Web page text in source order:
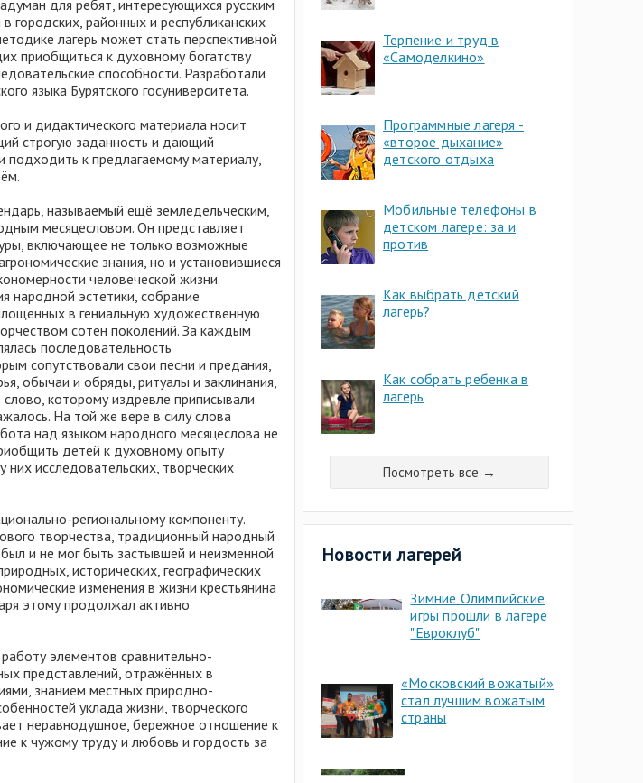
для ребят, интересующихся русским
городских, районных и республиканских
лагерь может стать перспективной
приобщиться к духовному богатству
способности. Разработали
языка Бурятского госуниверситета.
и дидактического материала носит
строгую заданность и дающий
к предлагаемому материалу,
называемый ещё земледельческим,
месяцесловом. Он представляет
включающее не только возможные
знания, но и установившиеся
человеческой жизни.
народной эстетики, собрание
в гениальную художественную
сотен поколений. За каждым
последовательность
сопутствовали свои песни и предания,
обычаи и обряды, ритуалы и заклинания,
которому издревле приписывали
На той же вере в силу слова
над языком народного месяцеслова не
детей к духовному опыту
исследовательских, творческих
региональному компоненту.
творчества, традиционный народный
и не мог быть застывшей и неизменной
исторических, географических
изменения в жизни крестьянина
этому продолжал активно
элементов сравнительно-
представлений, отражённых в
знанием местных природно-
уклада жизни, творческого
неравнодушное, бережное отношение к
к чужому труду и любовь и гордость за
Терпение и труд в
«Самоделкино»
Программные лагеря -
«второе дыхание»
детского отдыха
Мобильные телефоны в
детском лагере: за и
против
Как выбрать детский
лагерь?
Как собрать ребенка в
лагерь
Посмотреть все →
Новости лагерей
Зимние Олимпийские
игры прошли в лагере
"Евроклуб"
«Московский вожатый»
стал лучшим вожатым
страны